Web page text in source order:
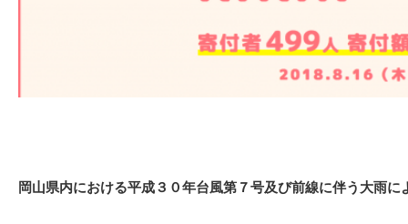
岡山県内における平成３０年台風第７号及び前線に伴う大雨